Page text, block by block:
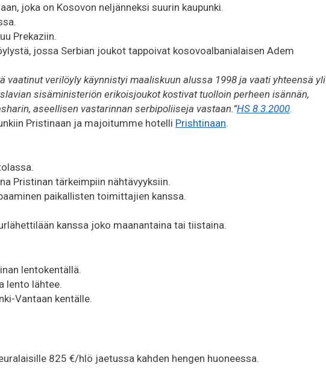
joka on Kosovon neljänneksi suurin kaupunki.
Prekaziin.
jossa Serbian joukot tappoivat kosovoalbanialaisen Adem
vaatinut verilöyly käynnistyi maaliskuun alussa 1998 ja vaati yhteensä yli
sisäministeriön erikoisjoukot kostivat tuolloin perheen isännän,
aseellisen vastarinnan serbipoliiseja vastaan.”HS 8.3.2000.
Pristinaan ja majoitumme hotelli Prishtinaan.
Pristinan tärkeimpiin nähtävyyksiin.
paikallisten toimittajien kanssa.
kanssa joko maanantaina tai tiistaina.
lentokentällä.
lento lähtee.
Vantaan kentälle.
825 €/hlö jaetussa kahden hengen huoneessa.